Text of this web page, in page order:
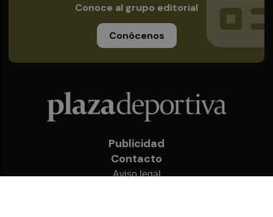
Conoce al grupo editorial
Conócenos
Publicidad
Contacto
Aviso legal